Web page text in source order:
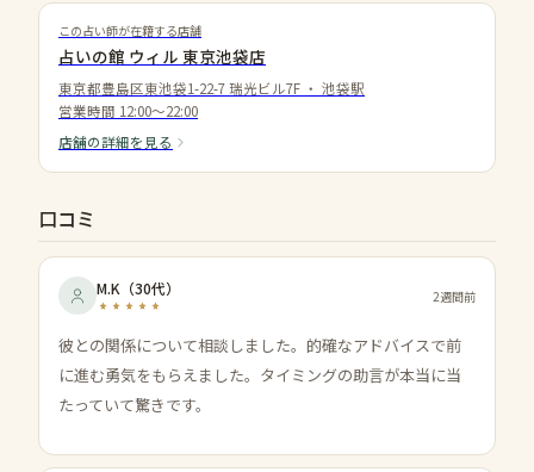
この占い師が在籍する店舗
占いの館 ウィル 東京池袋店
東京都豊島区東池袋1-22-7 瑞光ビル7F ・ 池袋駅
営業時間 12:00〜22:00
店舗の詳細を見る
口コミ
M.K （30代） 2週間前
彼との関係について相談しました。的確なアドバイスで前
に進む勇気をもらえました。タイミングの助言が本当に当
たっていて驚きです。